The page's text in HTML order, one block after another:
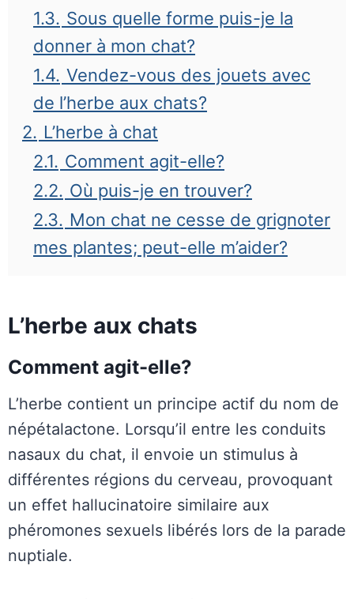
1.3. Sous quelle forme puis-je la
donner à mon chat?
1.4. Vendez-vous des jouets avec
de l’herbe aux chats?
2. L’herbe à chat
2.1. Comment agit-elle?
2.2. Où puis-je en trouver?
2.3. Mon chat ne cesse de grignoter
mes plantes; peut-elle m’aider?
L’herbe aux chats
Comment agit-elle?
L’herbe contient un principe actif du nom de
népétalactone. Lorsqu’il entre les conduits
nasaux du chat, il envoie un stimulus à
différentes régions du cerveau, provoquant
un effet hallucinatoire similaire aux
phéromones sexuels libérés lors de la parade
nuptiale.